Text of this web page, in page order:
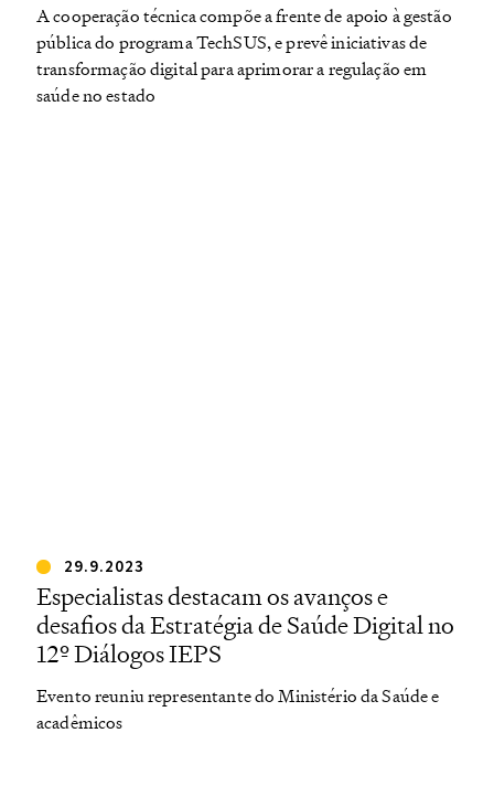
A cooperação técnica compõe a frente de apoio à gestão
pública do programa TechSUS, e prevê iniciativas de
transformação digital para aprimorar a regulação em
saúde no estado
29.9.2023
Especialistas destacam os avanços e
desafios da Estratégia de Saúde Digital no
12º Diálogos IEPS
Evento reuniu representante do Ministério da Saúde e
acadêmicos